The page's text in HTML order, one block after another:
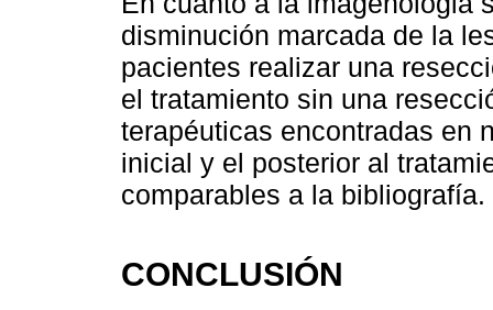
disminución marcada de la
pacientes realizar una
el tratamiento sin una
terapéuticas encontradas en
inicial y el posterior al
comparables a la bibliografía.
CONCLUSIÓN